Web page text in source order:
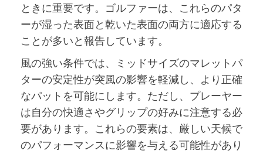
ときに重要です。ゴルファーは、これらのパタ
ーが湿った表面と乾いた表面の両方に適応する
ことが多いと報告しています。
風の強い条件では、ミッドサイズのマレットパ
ターの安定性が突風の影響を軽減し、より正確
なパットを可能にします。ただし、プレーヤー
は自分の快適さやグリップの好みに注意する必
要があります。これらの要素は、厳しい天候で
のパフォーマンスに影響を与える可能性があり